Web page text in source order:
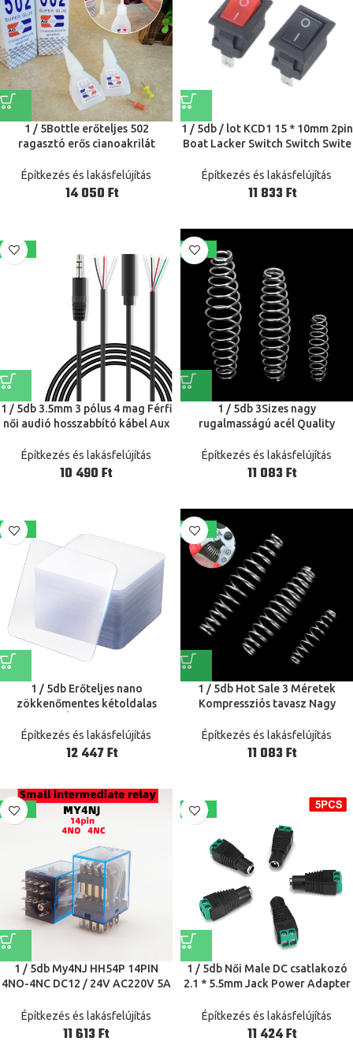
1 / 5Bottle erőteljes 502
ragasztó erős cianoakrilát
azonnali ragasztó kötés szuper
erős ragasztó
Építkezés és lakásfelújítás
Ft
1 / 5db / lot KCD1 15 * 10mm 2pin
Boat Lacker Switch Switch Swite
250V mini pillanatnyi
nyomógomb
Építkezés és lakásfelújítás
Ft
-43%
1 / 5db 3.5mm 3 pólus 4 mag Férfi
női audió hosszabbító kábel Aux
vezetékek DIY Audio kimeneti
vonal
Építkezés és lakásfelújítás
Ft
-42%
1 / 5db 3Sizes nagy
rugalmasságú acél Quality
olló kiegészítők Szerszám Kézi
szerszámok alkatrészek Hot sale
Építkezés és lakásfelújítás
Ft
-65%
1 / 5db Erőteljes nano
zökkenőmentes kétoldalas
vízálló szalag szabad lyukasztó
kétoldalas ragasztó kellékek
Építkezés és lakásfelújítás
Ft
-42%
1 / 5db Hot Sale 3 Méretek
Kompressziós tavasz Nagy
rugók olló Kiegészítők Kerti
metszőeszköz
Építkezés és lakásfelújítás
Ft
-40%
1 / 5db My4NJ HH54P 14PIN
4NO-4NC DC12 / 24V AC220V 5A
COILLEELELECTROMAGNETIC
INTERSICIATE RELAY kapcsoló
Építkezés és lakásfelújítás
Ft
-41%
1 / 5db Női Male DC csatlakozó
2.1 * 5.5mm Jack Power Adapter
Napenergia lámpa Moniter
Power Bank
Építkezés és lakásfelújítás
Ft